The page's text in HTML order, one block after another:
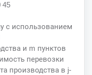
45
с использованием
и m пунктов
перевозки
производства в j-